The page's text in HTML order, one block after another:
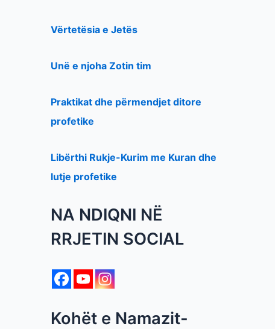
Vërtetësia e Jetës
Unë e njoha Zotin tim
Praktikat dhe përmendjet ditore
profetike
Libërthi Rukje-Kurim me Kuran dhe
lutje profetike
NA NDIQNI NË
RRJETIN SOCIAL
Kohët e Namazit-